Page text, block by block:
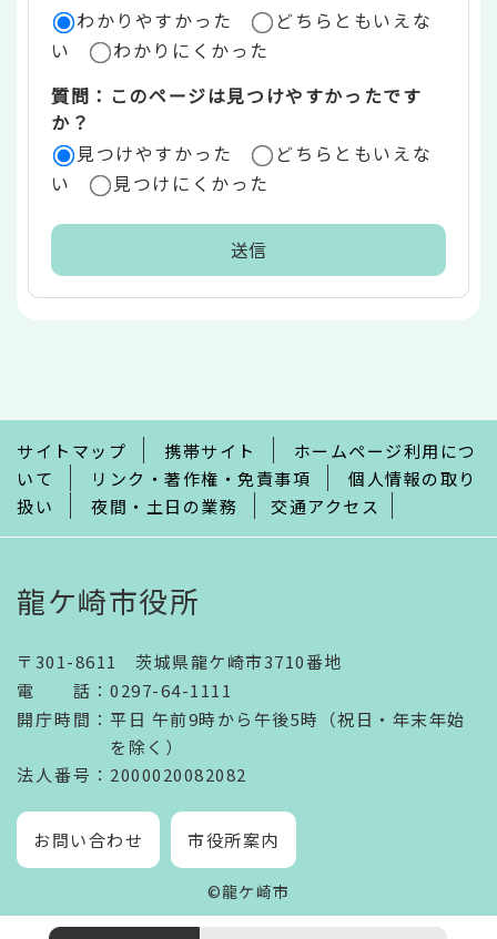
ア
わかりやすかった
どちらともいえな
い
わかりにくかった
質問：このページは見つけやすかったです
か？
見つけやすかった
どちらともいえな
い
見つけにくかった
で
サイトマップ 携帯サイト
ホームページ利用につ
いて
リンク・著作権・免責事項
個人情報の取り
扱い
夜間・土日の業務 交通アクセス
龍ケ崎市役所
〒301-8611 茨城県龍ケ崎市3710番地
電話 ： 0297-64-1111
開庁時間 ： 平日 午前9時から午後5時（祝日・年末年始
を除く）
法人番号 ：2000020082082
お問い合わせ 市役所案内
©龍ケ崎市